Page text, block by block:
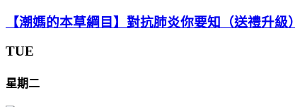
【潮媽的本草綱目】對抗肺炎你要知（送禮升級）
TUE
星期二